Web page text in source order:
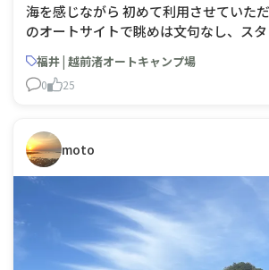
海を感じながら 初めて利用させていただきました、海横
のオートサイトで眺めは文句なし、ス
やかに打ち寄せる音最高だった、又きた
ですね。
福井 | 越前渚オートキャンプ場
0 25
moto